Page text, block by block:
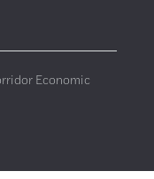
Economic